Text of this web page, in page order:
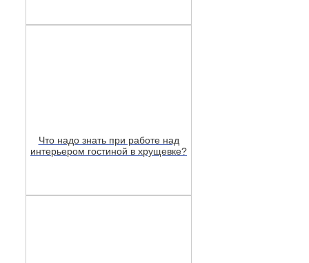
Что надо знать при работе над
интерьером гостиной в хрущевке?